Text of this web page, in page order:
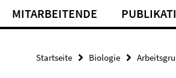
MITARBEITENDE
Startseite Biologie